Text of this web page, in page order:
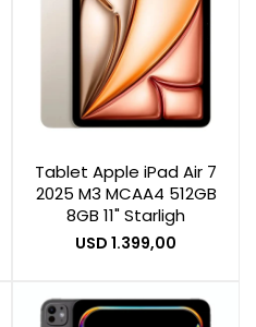
Tablet Apple iPad Air 7
2025 M3 MCAA4 512GB
8GB 11" Starligh
USD 1.399,00